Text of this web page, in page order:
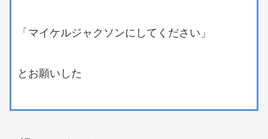
「マイケルジャクソンにしてください」
とお願いした